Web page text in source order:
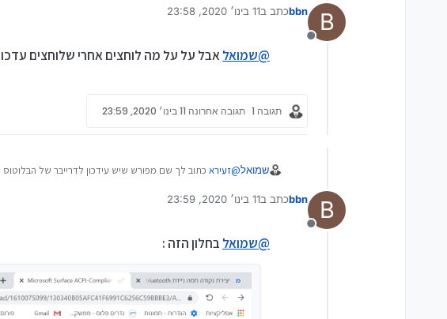
B
מנותק
bbnכתב ב11 בינו׳ 2020, 23:58
נערך לאחרונה על ידי
@שמואלאבל על על מה לוחצים אחרי שלוחצים
תגובה 1 תגובה אחרונה 11 בינו׳ 2020, 23:59
שמואל@זעירא כתוב לך שם מפורש שיש עידכון לדרייבר של הבלוטוס
B
מנותק
bbnכתב ב11 בינו׳ 2020, 23:59
נערך לאחרונה על ידי
@שמואל בחלון הזה :